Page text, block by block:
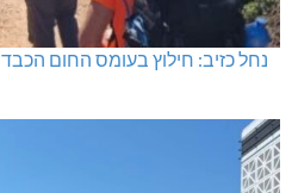
נחל כזיב: חילוץ בעומס החום הכבד